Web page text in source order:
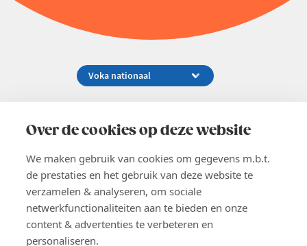
Over de cookies op deze website
We maken gebruik van cookies om gegevens m.b.t.
de prestaties en het gebruik van deze website te
verzamelen & analyseren, om sociale
netwerkfunctionaliteiten aan te bieden en onze
content & advertenties te verbeteren en
personaliseren.
02 229 81 11
EN